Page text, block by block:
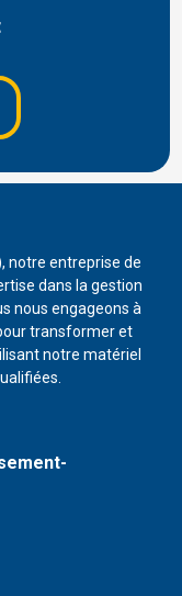
notre entreprise de
dans la gestion
nous engageons à
transformer et
notre matériel